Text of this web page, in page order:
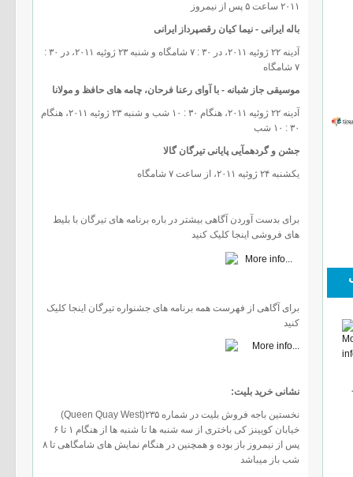
٢۰۱۱ ساعت ۵ پس از نیمروز
باله ایرانی - نیما کیان رقصپرداز ایرانی
آدینه ٢٢ ژوئیه ٢۰۱۱، در ۳۰ : ۷ شامگاه و شنبه ٢۳ ژوئیه ٢۰۱۱، در ۳۰ :
۷ شامگاه
موسیقی جاز شبانه - با آوای رعنا فرحان، چامه های حافظ و مولانا
آدینه ٢٢ ژوئیه ٢۰۱۱، هنگام ۳۰ : ۱۰ شب و شنبه ٢۳ ژوئیه ٢۰۱۱، هنگام
۳۰ : ۱۰ شب
جشن و گردهمآیی پایانی تیرگان گالا
یکشنبه ٢۴ ژوئیه ٢۰۱۱، از ساعت ۷ شامگاه
برای بدست آوردن آگاهی بیشتر در باره برنامه های تیرگان با بلیط
های فروشی اینجا کلیک کنید
برای آگاهی از فهرست همه برنامه های جشنواره تیرگان اینجا کلیک
کنید
:نشانی خرید بلیت
(Queen Quay West)نخستین باجه فروش بلیت در شماره ٢۳۵
خیابان کویینز کی باختری از سه شنبه ها تا شنبه ها از هنگام ۱ تا ۶
پس از نیمروز باز بوده و همچنین در هنگام نمایش های شامگاهی تا ۸
شب باز میباشد